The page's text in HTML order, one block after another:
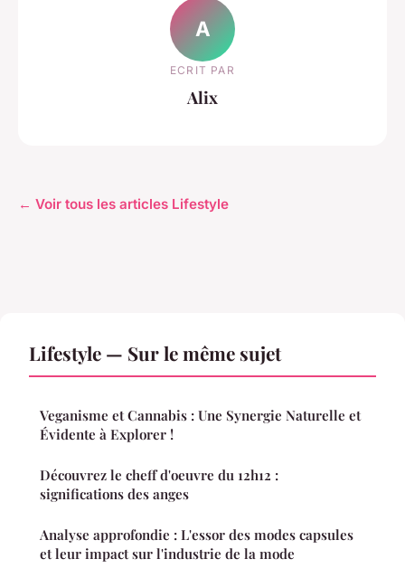
A
ECRIT PAR
Alix
← Voir tous les articles Lifestyle
Lifestyle — Sur le même sujet
Veganisme et Cannabis : Une Synergie Naturelle et
Évidente à Explorer !
Découvrez le cheff d'oeuvre du 12h12 :
significations des anges
Analyse approfondie : L'essor des modes capsules
et leur impact sur l'industrie de la mode